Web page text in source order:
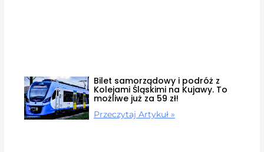
Bilet samorządowy i podróż z
Kolejami Śląskimi na Kujawy. To
możliwe już za 59 zł!
Przeczytaj Artykuł »